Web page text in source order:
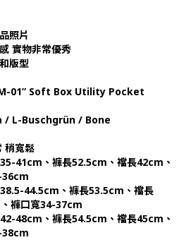
照片
實物非常優秀
版型
01” Soft Box Utility Pocket
/ L-Buschgrün / Bone
稍寬鬆
41cm、褲長52.5cm、襠長42cm、
36cm
44.5cm、褲長53.5cm、襠長
褲口寬34-37cm
48cm、褲長54.5cm、襠長45cm、
38cm